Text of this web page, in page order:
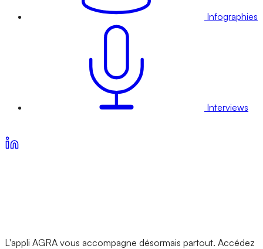
Infographies
Interviews
L'appli AGRA vous accompagne désormais partout. Accédez